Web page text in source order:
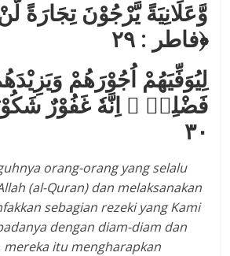
﴿فاطر : ۲۹
لِيُوَفِّيَهُمْ اُجُوْرَهُمْ
فَضْلِهٖ ۗ اِنَّهٗ غَفُوْرٌ
۳۰
orang-orang yang selalu
(al-Quran) dan melaksanakan
sebagian rezeki yang Kami
dengan diam-diam dan
itu mengharapkan